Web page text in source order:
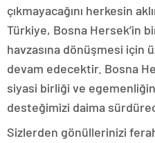
çıkmayacağını herkesin
Türkiye, Bosna Hersek’in
havzasına dönüşmesi için
devam edecektir. Bosna
siyasi birliği ve
desteğimizi daima
Sizlerden gönüllerinizi